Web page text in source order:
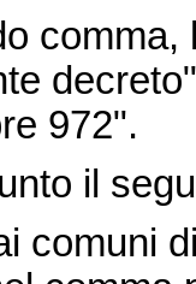
comma,
972".
il